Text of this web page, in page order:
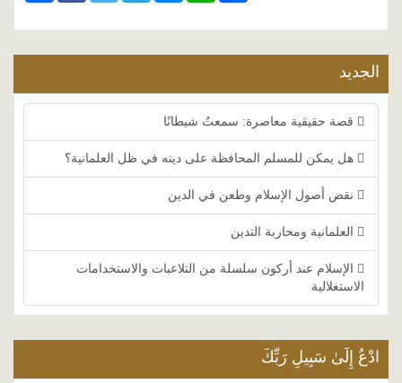
الجديد
قصة حقيقية معاصرة: سمعتُ شيطانًا
هل يمكن للمسلم المحافظة على دينه في ظل العلمانية؟
نقض أصول الإسلام وطعن في الدين
العلمانية ومحاربة التدين
الإسلام عند أركون سلسلة من التلاعبات والاستخدامات
الاستغلالية
ادْعُ إِلَىٰ سَبِيلِ رَبِّكَ